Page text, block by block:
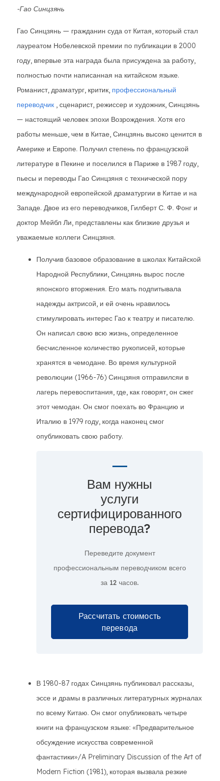
-Гао Синцзянь
Гао Синцзянь — гражданин суда от Китая, который стал
лауреатом Нобелевской премии по публикации в 2000
году, впервые эта награда была присуждена за работу,
полностью почти написанная на китайском языке.
Романист, драматург, критик, профессиональный
переводчик , сценарист, режиссер и художник, Синцзянь
— настоящий человек эпохи Возрождения. Хотя его
работы меньше, чем в Китае, Синцзянь высоко ценится в
Америке и Европе. Получил степень по французской
литературе в Пекине и поселился в Париже в 1987 году,
пьесы и переводы Гао Синцзяня с технической пору
международной европейской драматургии в Китае и на
Западе. Двое из его переводчиков, Гилберт С. Ф. Фонг и
доктор Мейбл Ли, представлены как близкие друзья и
уважаемые коллеги Синцзяня.
Получив базовое образование в школах Китайской
Народной Республики, Синцзянь вырос после
японского вторжения. Его мать подпитывала
надежды актрисой, и ей очень нравилось
стимулировать интерес Гао к театру и писателю.
Он написал свою всю жизнь, определенное
бесчисленное количество рукописей, которые
хранятся в чемодане. Во время культурной
революции (1966-76) Синцзяня отправилсяи в
лагерь перевоспитания, где, как говорят, он сжег
этот чемодан. Он смог поехать во Францию и
Италию в 1979 году, когда наконец смог
опубликовать свою работу.
Вам нужны
услуги
сертифицированного
перевода?
Переведите документ
профессиональным переводчиком всего
за 12 часов.
Рассчитать стоимость
перевода
В 1980-87 годах Синцзянь публиковал рассказы,
эссе и драмы в различных литературных журналах
по всему Китаю. Он смог опубликовать четыре
книги на французском языке: «Предварительное
обсуждение искусства современной
фантастики»/A Preliminary Discussion of the Art of
Modern Fiction (1981), которая вызвала резкие